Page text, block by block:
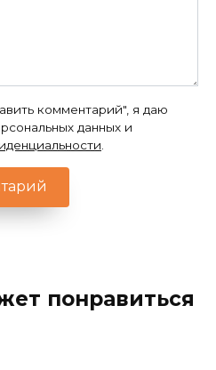
комментарий", я даю
данных и
понравиться